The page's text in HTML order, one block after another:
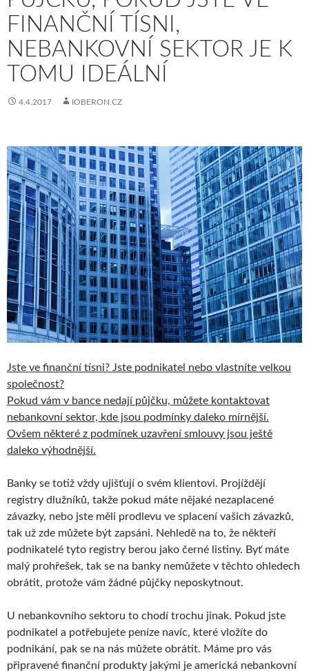
FINANČNÍ TÍSNI,
NEBANKOVNÍ SEKTOR JE K
TOMU IDEÁLNÍ
4.4.2017 IOBERON.CZ
Jste ve finanční tísni? Jste podnikatel nebo vlastníte velkou
společnost?
Pokud vám v bance nedají půjčku, můžete kontaktovat
nebankovní sektor, kde jsou podmínky daleko mírnější.
Ovšem některé z podmínek uzavření smlouvy jsou ještě
daleko výhodnější.
Banky se totiž vždy ujišťují o svém klientovi. Projíždějí
registry dlužníků, takže pokud máte nějaké nezaplacené
závazky, nebo jste měli prodlevu ve splacení vašich závazků,
tak už zde můžete být zapsáni. Nehledě na to, že někteří
podnikatelé tyto registry berou jako černé listiny. Byť máte
malý prohřešek, tak se na banky nemůžete v těchto ohledech
obrátit, protože vám žádné půjčky neposkytnout.
U nebankovního sektoru to chodí trochu jinak. Pokud jste
podnikatel a potřebujete peníze navíc, které vložíte do
podnikání, pak se na nás můžete obrátit. Máme pro vás
připravené finanční produkty jakými je americká nebankovní